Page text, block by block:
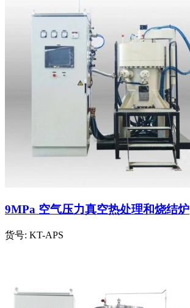
9MPa 空气压力真空热处理和烧结炉
货号: KT-APS